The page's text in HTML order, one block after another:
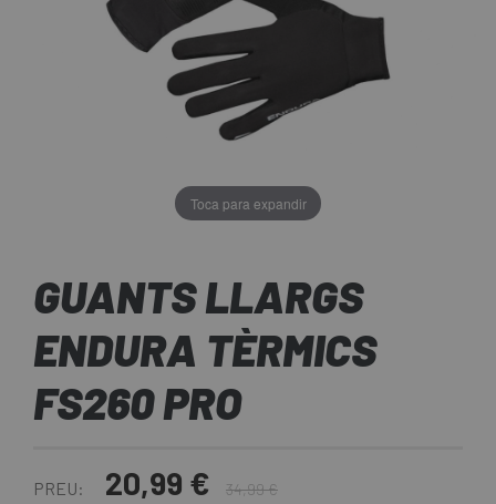
Toca para expandir
GUANTS LLARGS
ENDURA TÈRMICS
FS260 PRO
PREU: 20,99 € 34,99 €